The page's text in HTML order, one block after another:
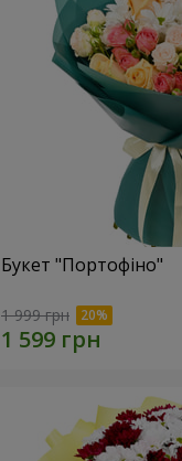
Букет "Портофіно"
1 999 грн